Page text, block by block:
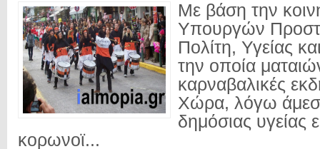
Με βάση την
Υπουργών
Πολίτη, Υγείας
την οποία
καρναβαλικές
Χώρα, λόγω
δημόσιας υγείας
κορωνοϊ...